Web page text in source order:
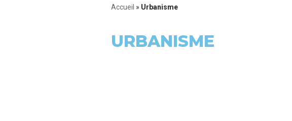
Accueil » Urbanisme
URBANISME